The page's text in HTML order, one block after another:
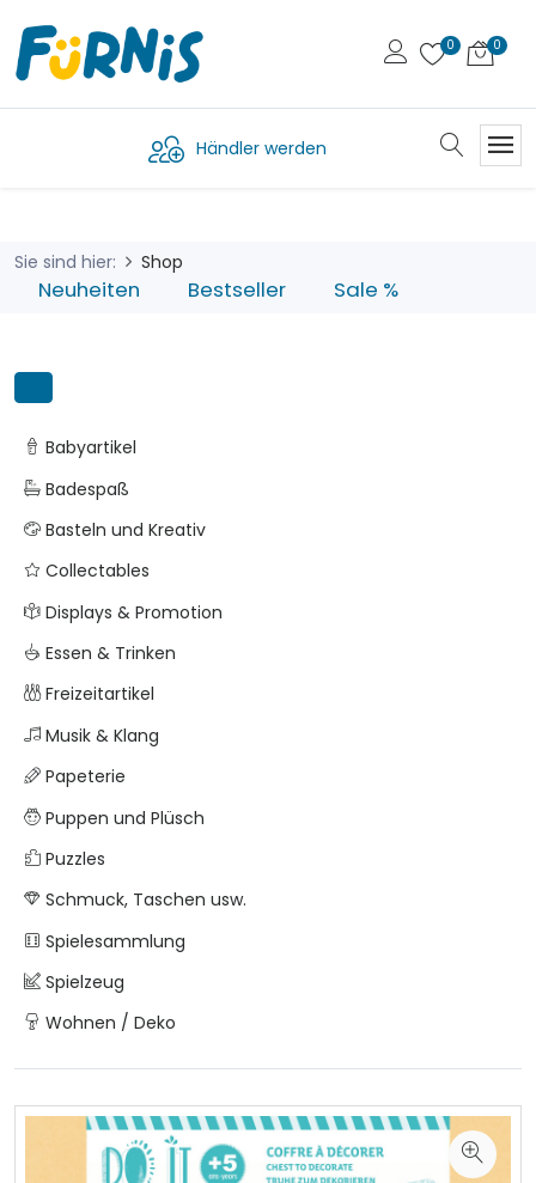
Händler werden
Sie sind hier: Shop
Neuheiten Bestseller Sale %
Babyartikel
Badespaß
Basteln und Kreativ
Collectables
Displays & Promotion
Essen & Trinken
Freizeitartikel
Musik & Klang
Papeterie
Puppen und Plüsch
Puzzles
Schmuck, Taschen usw.
Spielesammlung
Spielzeug
Wohnen / Deko